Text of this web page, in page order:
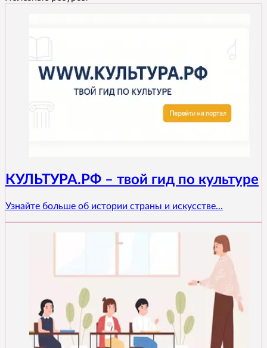
КУЛЬТУРА.РФ – твой гид по культуре
Узнайте больше об истории страны и искусстве...